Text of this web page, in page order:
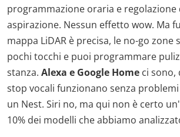
programmazione oraria e regolazione
aspirazione. Nessun effetto wow. Ma
mappa LiDAR è precisa, le no-go zone
pochi tocchi e puoi programmare
stanza. Alexa e Google Home ci sono,
stop vocali funzionano senza problemi
un Nest. Siri no, ma qui non è certo
10% dei modelli che abbiamo